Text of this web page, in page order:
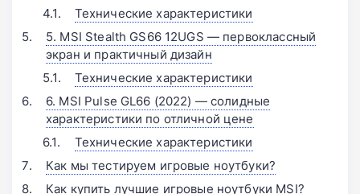
Технические характеристики
5. MSI Stealth GS66 12UGS — первоклассный
экран и практичный дизайн
Технические характеристики
6. MSI Pulse GL66 (2022) — солидные
характеристики по отличной цене
Технические характеристики
Как мы тестируем игровые ноутбуки?
Как купить лучшие игровые ноутбуки MSI?